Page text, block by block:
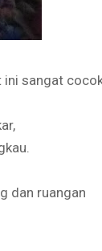
ini sangat
dan ruangan